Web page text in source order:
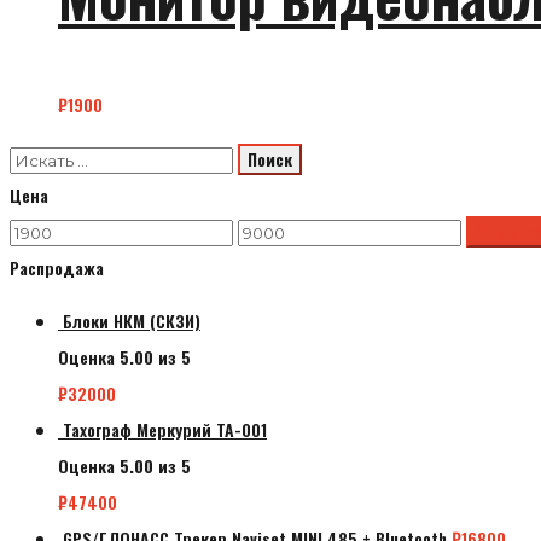
₽1900
Цена
Минимальная
цена
Максимальная
Распродажа
Блоки НКМ (СКЗИ)
Оценка 5.00 из 5
₽32000
Тахограф Меркурий ТА-001
Оценка 5.00 из 5
₽47400